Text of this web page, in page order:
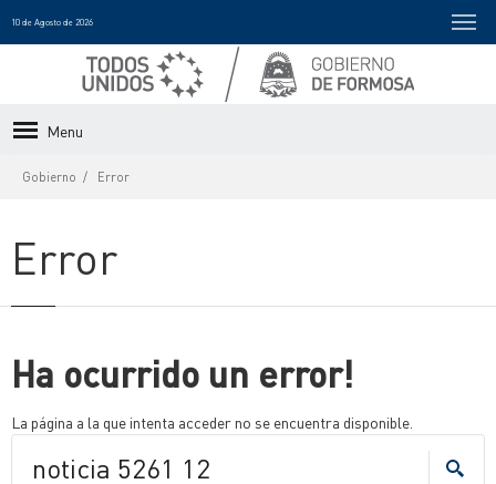
10 de Agosto de 2026
Menu
Gobierno Error
Error
Ha ocurrido un error!
La página a la que intenta acceder no se encuentra disponible.